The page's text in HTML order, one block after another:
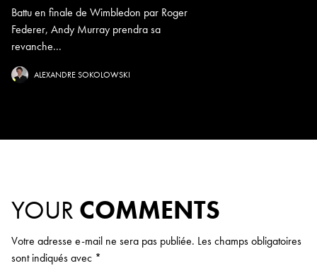
Battu en finale de Wimbledon par Roger
Federer, Andy Murray prendra sa
revanche...
ALEXANDRE SOKOLOWSKI
YOUR COMMENTS
Votre adresse e-mail ne sera pas publiée. Les champs obligatoires
sont indiqués avec *